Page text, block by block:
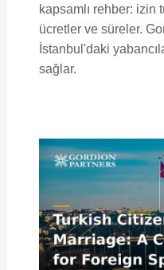
kapsamlı rehber: izin
ücretler ve süreler.
İstanbul'daki
sağlar.